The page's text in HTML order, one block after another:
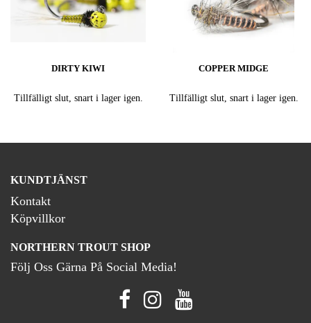
DIRTY KIWI
Tillfälligt slut, snart i lager igen.
COPPER MIDGE
Tillfälligt slut, snart i lager igen.
KUNDTJÄNST
Kontakt
Köpvillkor
NORTHERN TROUT SHOP
Följ Oss Gärna På Social Media!